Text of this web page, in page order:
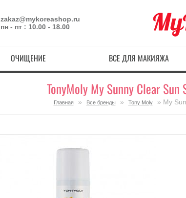
zakaz@mykoreashop.ru
пн - пт : 10.00 - 18.00
ОЧИЩЕНИЕ ВСЕ ДЛЯ МАКИЯЖА
TonyMoly My Sunny Clear
Главная » Все бренды » Tony Moly » My